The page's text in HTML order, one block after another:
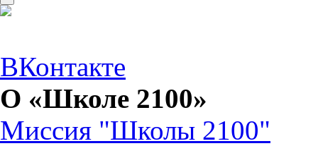
ВКонтакте
О «Школе 2100»
Миссия "Школы 2100"